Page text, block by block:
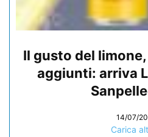
Il gusto del
aggiunti: arriva
14/07/
Carica